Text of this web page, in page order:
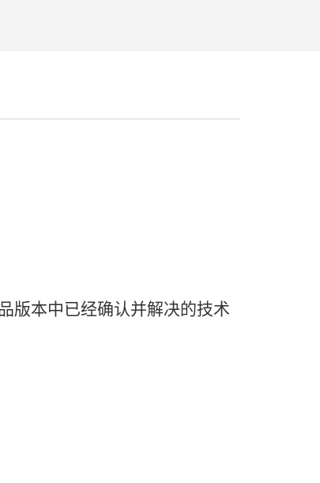
版本中已经确认并解决的技术